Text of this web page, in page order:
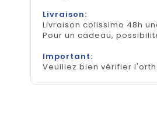
Livraison:
Livraison colissimo 48h
Pour un cadeau,
Important:
Veuillez bien vérifier